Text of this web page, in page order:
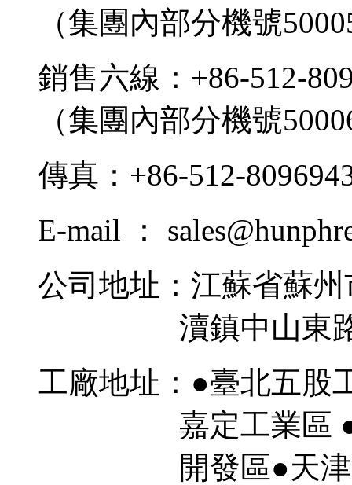
（集團內部分機號
銷售六線：+86-512-
（集團內部分機號
傳真：+86-512-
E-mail ：
公司地址：江蘇省蘇
瀆鎮中山東路
工廠地址：●臺北五股
嘉定工業區 ●
開發區●天津濱